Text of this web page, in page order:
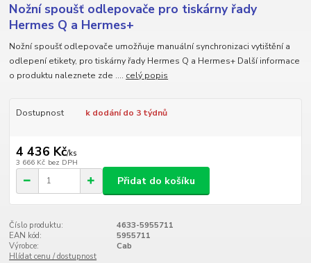
Nožní spoušť odlepovače pro tiskárny řady
Hermes Q a Hermes+
Nožní spoušť odlepovače umožňuje manuální synchronizaci vytištění a
odlepení etikety, pro tiskárny řady Hermes Q a Hermes+ Další informace
o produktu naleznete zde .... celý popis
Dostupnost k dodání do 3 týdnů
4 436 Kč/ks
3 666 Kč bez DPH
Přidat do košíku
Číslo produktu:
4633-5955711
EAN kód:
5955711
Výrobce:
Cab
Hlídat cenu / dostupnost